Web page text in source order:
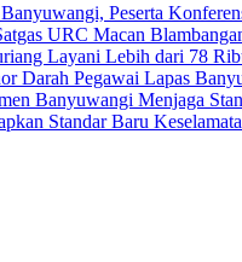
Peserta
URC Macan
Layani Lebih dari 78
Darah Pegawai Lapas
Banyuwangi Menjaga
Standar Baru